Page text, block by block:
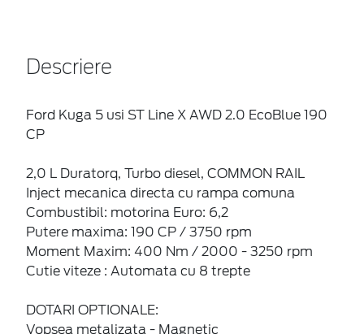
Descriere
Ford Kuga 5 usi ST Line X AWD 2.0 EcoBlue 190
CP
2,0 L Duratorq, Turbo diesel, COMMON RAIL
Inject mecanica directa cu rampa comuna
Combustibil: motorina Euro: 6,2
Putere maxima: 190 CP / 3750 rpm
Moment Maxim: 400 Nm / 2000 ‐ 3250 rpm
Cutie viteze : Automata cu 8 trepte
DOTARI OPTIONALE:
Vopsea metalizata - Magnetic